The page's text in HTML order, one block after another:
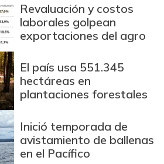
Revaluación y costos
laborales golpean
exportaciones del agro
El país usa 551.345
hectáreas en
plantaciones forestales
Inició temporada de
avistamiento de ballenas
en el Pacífico